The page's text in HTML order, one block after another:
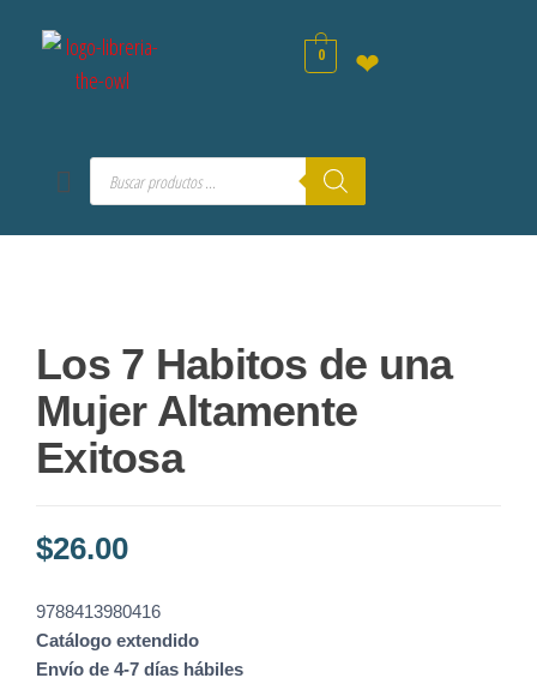
0 ❤
Los 7 Habitos de una
Mujer Altamente
Exitosa
$26.00
9788413980416
Catálogo extendido
Envío de 4-7 días hábiles